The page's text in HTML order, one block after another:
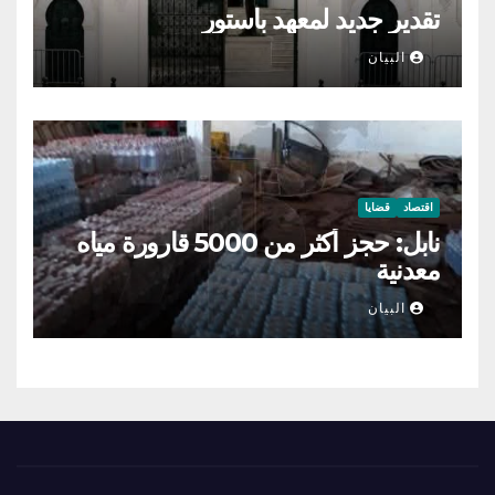
تقدير جديد لمعهد باستور
البيان
اقتصاد قضايا
نابل: حجز أكثر من 5000 قارورة مياه
معدنية
البيان